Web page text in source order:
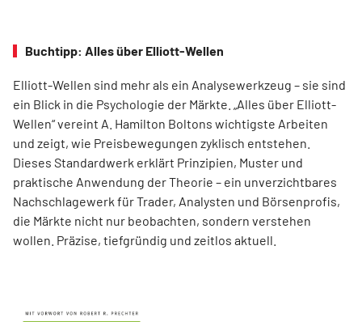
Buchtipp: Alles über Elliott-Wellen
Elliott-Wellen sind mehr als ein Analysewerkzeug – sie sind
ein Blick in die Psychologie der Märkte. „Alles über Elliott-
Wellen“ vereint A. Hamilton Boltons wichtigste Arbeiten
und zeigt, wie Preisbewegungen zyklisch entstehen.
Dieses Standardwerk erklärt Prinzipien, Muster und
praktische Anwendung der Theorie – ein unverzichtbares
Nachschlagewerk für Trader, Analysten und Börsenprofis,
die Märkte nicht nur beobachten, sondern verstehen
wollen. Präzise, tiefgründig und zeitlos aktuell.